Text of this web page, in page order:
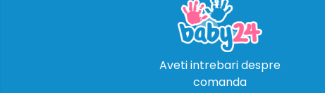
Aveti intrebari despre
comanda